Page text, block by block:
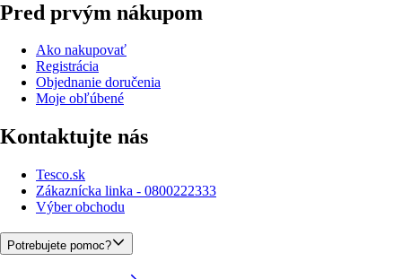
Pred prvým nákupom
Ako nakupovať
Registrácia
Objednanie doručenia
Moje obľúbené
Kontaktujte nás
Tesco.sk
Zákaznícka linka - 0800222333
Výber obchodu
Potrebujete pomoc?